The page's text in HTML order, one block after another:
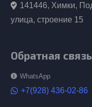
141446, Химки,
улица, строение 15
Обратная связь
WhatsApp
+7(928) 436-02-86